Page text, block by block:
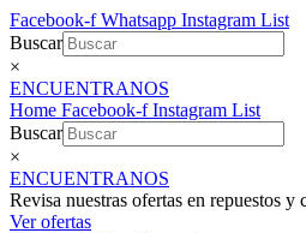
Ir
al
contenido
Facebook-f Whatsapp Instagram List
Buscar
×
ENCUENTRANOS
Home Facebook-f Instagram List
Buscar
×
ENCUENTRANOS
Revisa nuestras ofertas en repuestos y
Ver ofertas